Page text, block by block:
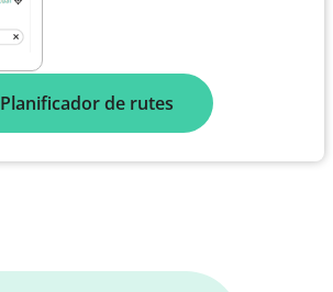
Planificador de rutes